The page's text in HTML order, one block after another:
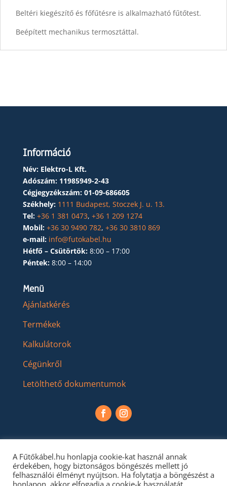
Beltéri kiegészítő és főfűtésre is alkalmazható fűtőtest.
Beépített mechanikus termosztáttal.
Információ
Név: Elektro-L Kft.
Adószám: 11985949-2-43
Cégjegyzékszám: 01-09-686605
Székhely: 1111 Budapest, Stoczek J. u. 13.
Tel: +36 1 381 0473, +36 1 209 1274
Mobil: +36 30 9490 782, +36 30 3810 869
e-mail: info@futokabel.hu
Hétfő – Csütörtök: 8:00 – 17:00
Péntek: 8:00 – 14:00
Menü
Ajánlatkérés
Termékek
Kalkulátorok
Cégünkről
Letölthető dokumentumok
A Fűtőkábel.hu honlapja cookie-kat használ annak
érdekében, hogy biztonságos böngészés mellett jó
felhasználói élményt nyújtson. Ha folytatja a böngészést a
honlapon, akkor elfogadja a cookie-k használatát.